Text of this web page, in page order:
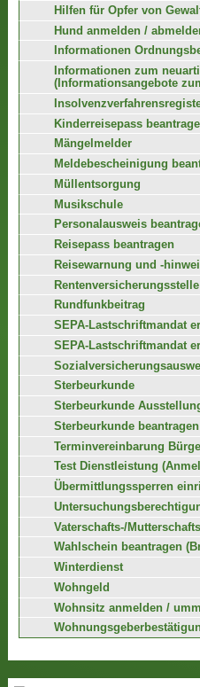
Hilfen für Opfer von
Hund anmelden /
Informationen
Informationen zum
(Informationsangebote
Kinderreisepass
Mängelmelder
Meldebescheinigung
Müllentsorgung
Musikschule
Personalausweis
Reisepass beantragen
Reisewarnung und -
Rentenversicherungsstelle
Rundfunkbeitrag
SEPA-Lastschriftmandat
SEPA-Lastschriftmandat
Sterbeurkunde
Sterbeurkunde
Sterbeurkunde beantragen
Terminvereinbarung
Test Dienstleistung
Übermittlungssperren
Vaterschafts-/
Wahlschein beantragen
Winterdienst
Wohngeld
Wohnsitz anmelden /